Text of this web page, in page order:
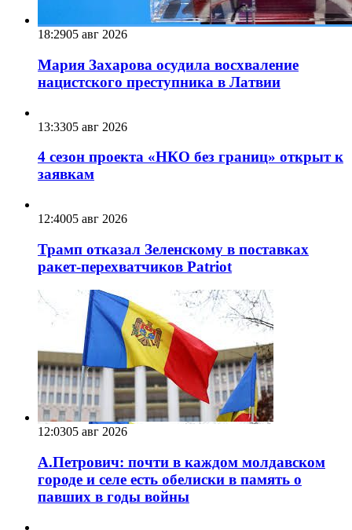
18:2905 авг 2026
Мария Захарова осудила восхваление
нацистского преступника в Латвии
13:3305 авг 2026
4 сезон проекта «НКО без границ» открыт к
заявкам
12:4005 авг 2026
Трамп отказал Зеленскому в поставках
ракет-перехватчиков Patriot
12:0305 авг 2026
А.Петрович: почти в каждом молдавском
городе и селе есть обелиски в память о
павших в годы войны